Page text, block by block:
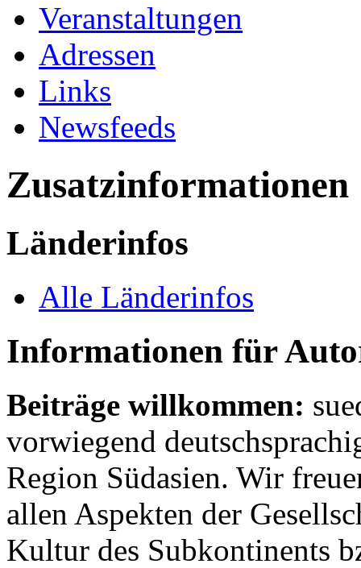
Veranstaltungen
Adressen
Links
Newsfeeds
Zusatzinformationen
Länderinfos
Alle Länderinfos
Informationen für
Beiträge willkommen:
vorwiegend
Region Südasien. Wir
allen Aspekten der
Kultur des Subkontinents